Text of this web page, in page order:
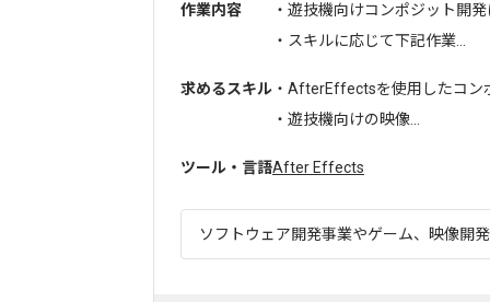
作業内容
・遊技機向けコンポジット開
・スキルに応じて下記作業...
求めるスキル ・AfterEffectsを使用したコン
・遊技機向けの映像...
ツール・言語After Effects
ソフトウェア開発事業やゲーム、映像開